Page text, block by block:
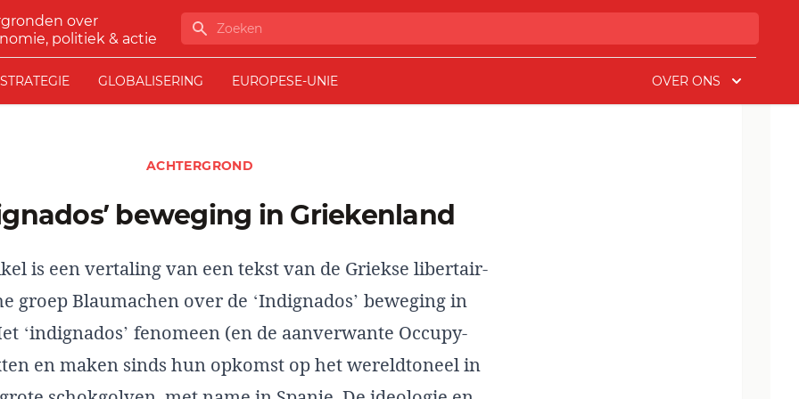
over
politiek & actie
Zoeken
STRATEGIE GLOBALISERING EUROPESE-UNIE OVER ONS
ACHTERGROND
beweging in Griekenland
is een vertaling van een tekst van de Griekse libertair-
groep Blaumachen over de ‘Indignados’ beweging in
‘indignados’ fenomeen (en de aanverwante Occupy-
en maken sinds hun opkomst op het wereldtoneel in